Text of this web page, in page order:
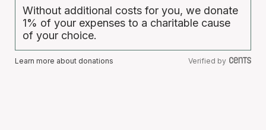
Without additional costs for you, we donate
1% of your expenses to a charitable cause
of your choice.
Learn more about donations Verified by